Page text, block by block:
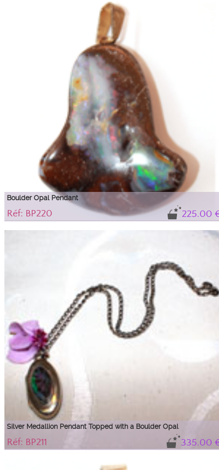
Boulder Opal Pendant
225.00
Réf: BP220
Boulder opal pendant.
Silver Medallion Pendant Topped with a Boulder Opal
335.00
Réf: BP211